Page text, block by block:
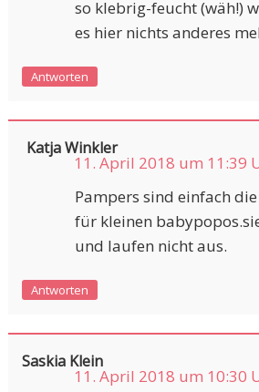
so klebrig-feucht (wäh!)
es hier nichts anderes
Antworten
Katja Winkler
11. April 2018 um 11:39
Pampers sind einfach
für kleinen
und laufen nicht aus.
Antworten
Saskia Klein
11. April 2018 um 10:30